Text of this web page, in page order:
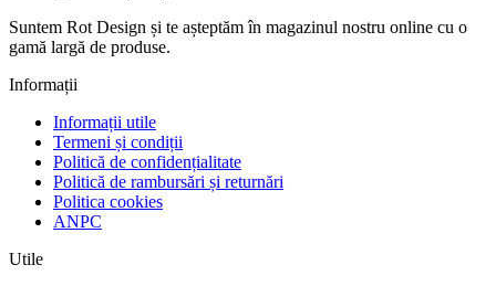
Suntem Rot Design și te așteptăm în magazinul nostru online cu o
gamă largă de produse.
Informații
Informații utile
Termeni și condiții
Politică de confidențialitate
Politică de rambursări și returnări
Politica cookies
ANPC
Utile